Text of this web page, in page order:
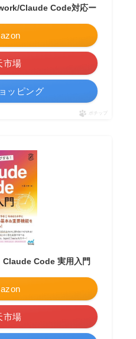
Claude Code対応ー
市場
ッピング
ポチップ
Claude Code 実用入門
市場